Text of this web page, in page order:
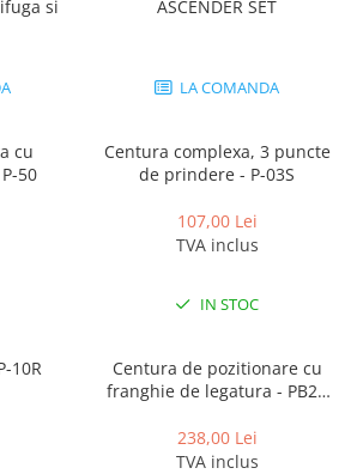
si
ASCENDER SET
LA COMANDA
cu
50
Centura complexa, 3 puncte
de prindere - P-03S
107,00 Lei
TVA inclus
IN STOC
10R
Centura de pozitionare cu
franghie de legatura - PB20
238,00 Lei
TVA inclus